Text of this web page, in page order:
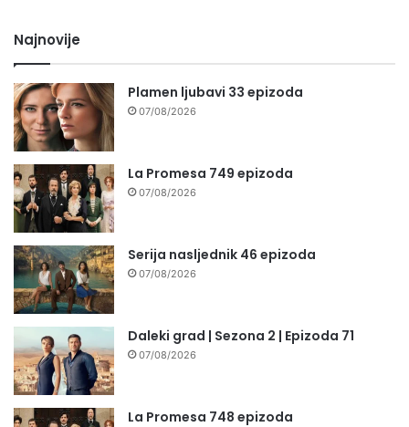
Najnovije
Plamen ljubavi 33 epizoda
07/08/2026
La Promesa 749 epizoda
07/08/2026
Serija nasljednik 46 epizoda
07/08/2026
Daleki grad | Sezona 2 | Epizoda 71
07/08/2026
La Promesa 748 epizoda